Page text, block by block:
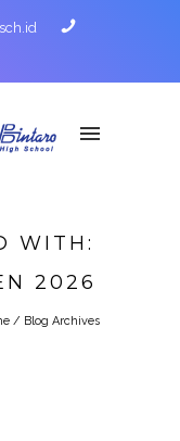
WITH:
2026
/ Blog Archives